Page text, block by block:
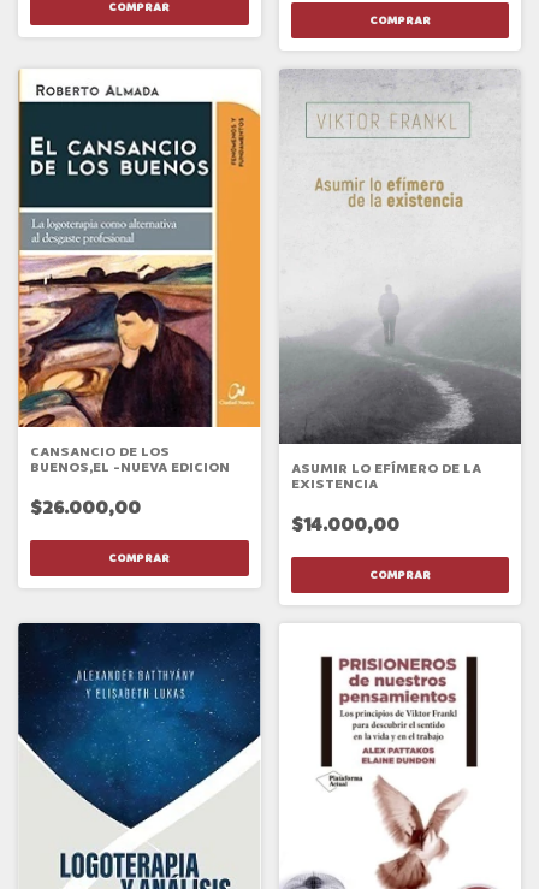
CANSANCIO DE LOS
BUENOS,EL -NUEVA EDICION
$26.000,00
ASUMIR LO EFÍMERO DE LA
EXISTENCIA
$14.000,00